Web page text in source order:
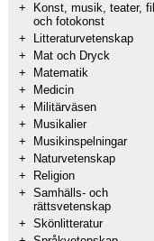
+
Konst, musik, teater,
och fotokonst
+
Litteraturvetenskap
+
Mat och Dryck
+
Matematik
+
Medicin
+
Militärväsen
+
Musikalier
+
Musikinspelningar
+
Naturvetenskap
+
Religion
+ Samhälls- och
rättsvetenskap
+ Skönlitteratur